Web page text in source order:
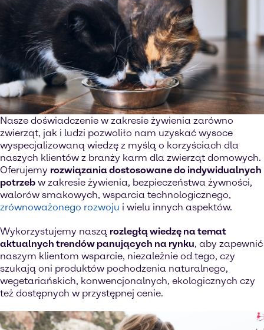
Nasze doświadczenie w zakresie żywienia zarówno
zwierząt, jak i ludzi pozwoliło nam uzyskać wysoce
wyspecjalizowaną wiedzę z myślą o korzyściach dla
naszych klientów z branży karm dla zwierząt domowych.
Oferujemy rozwiązania dostosowane do indywidualnych
potrzeb w zakresie żywienia, bezpieczeństwa żywności,
walorów smakowych, wsparcia technologicznego,
zrównoważonego rozwoju i wielu innych aspektów.
Wykorzystujemy naszą rozległą wiedzę na temat
aktualnych trendów panujących na rynku, aby zapewnić
naszym klientom wsparcie, niezależnie od tego, czy
szukają oni produktów pochodzenia naturalnego,
wegetariańskich, konwencjonalnych, ekologicznych czy
też dostępnych w przystępnej cenie.